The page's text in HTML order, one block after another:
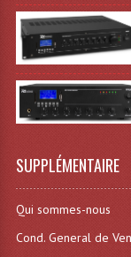
SUPPLÉMENTAIRE
Qui sommes-nous
Cond. General de